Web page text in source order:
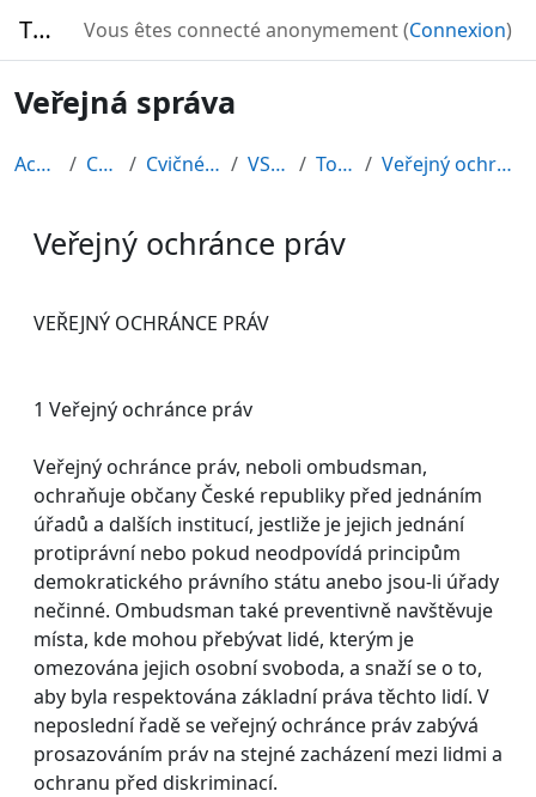
TURBO Vous êtes connecté anonymement (Connexion)
Veřejná správa
Accueil Cours Cvičné kurzy VS2010 Topic 2 Veřejný ochránce práv
Veřejný ochránce práv
VEŘEJNÝ OCHRÁNCE PRÁV
1 Veřejný ochránce práv
Veřejný ochránce práv, neboli ombudsman,
ochraňuje občany České republiky před jednáním
úřadů a dalších institucí, jestliže je jejich jednání
protiprávní nebo pokud neodpovídá principům
demokratického právního státu anebo jsou-li úřady
nečinné. Ombudsman také preventivně navštěvuje
místa, kde mohou přebývat lidé, kterým je
omezována jejich osobní svoboda, a snaží se o to,
aby byla respektována základní práva těchto lidí. V
neposlední řadě se veřejný ochránce práv zabývá
prosazováním práv na stejné zacházení mezi lidmi a
ochranu před diskriminací.